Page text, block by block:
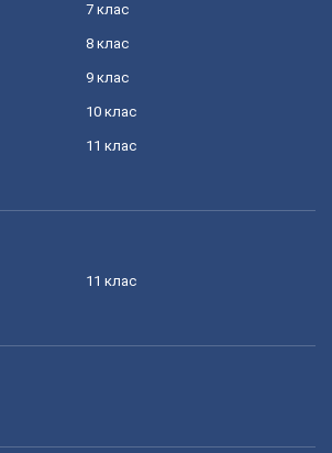
7 клас
8 клас
9 клас
10 клас
11 клас
11 клас